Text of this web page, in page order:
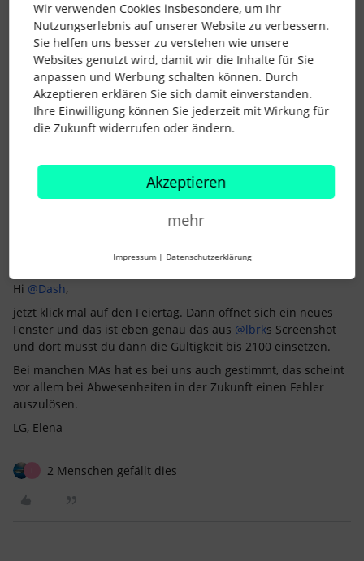
Muss ich das jetzt anpassen?
Beste Grüße
Dash
Gerne können wir uns auf LinkedIn vernetzten:
https://www.linkedin.com/in/hmk-personal-ds
Forum|Forum|2 years ago
Hi @Dash,
jetzt klick mal auf den Feiertag. Dann öffnet sich ein neues
Fenster und das ist eben genau das aus @lbrks Screenshot
und dort musst du dann die Gültigkeit bis 2100 einsetzen.
Bei manchen MAs hat es bei uns auch gestimmt, das scheint
vor allem bei Abwesenheiten in der Zukunft einen Fehler
auszulösen.
LG, Elena
2 Menschen gefällt dies
Wir verwenden Cookies insbesondere, um Ihr
Nutzungserlebnis auf unserer Website zu verbessern.
Sie helfen uns besser zu verstehen wie unsere
Websites genutzt wird, damit wir die Inhalte für Sie
anpassen und Werbung schalten können. Durch
Akzeptieren erklären Sie sich damit einverstanden.
Ihre Einwilligung können Sie jederzeit mit Wirkung für
die Zukunft widerrufen oder ändern.
Akzeptieren
mehr
Impressum | Datenschutzerklärung